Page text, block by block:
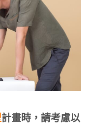
計畫時，請考慮以